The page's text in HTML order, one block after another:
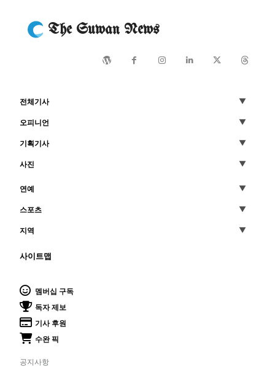
The Suwan News
전체기사
오피니언
기획기사
사진
연예
스포츠
지역
사이트맵
멤버십 구독
독자 제보
기사 후원
수완 픽
공지사항